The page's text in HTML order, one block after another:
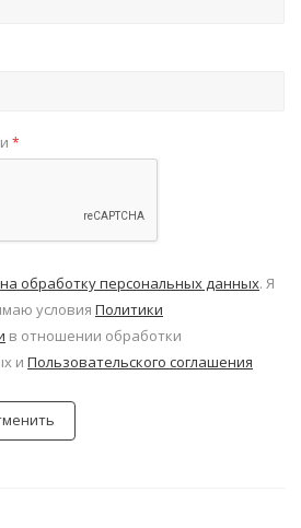
*
обработку персональных данных. Я
условия Политики
в отношении обработки
и Пользовательского соглашения